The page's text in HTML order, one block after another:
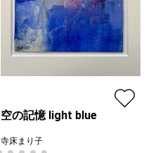
空の記憶 light blue
寺床まり子